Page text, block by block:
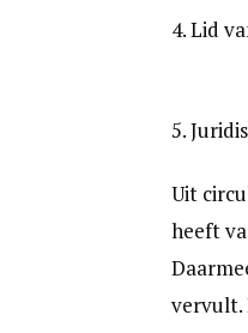
4. Lid
5.
Uit
heeft
vervult.